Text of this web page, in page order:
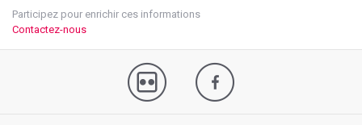
Participez pour enrichir ces informations
Contactez-nous